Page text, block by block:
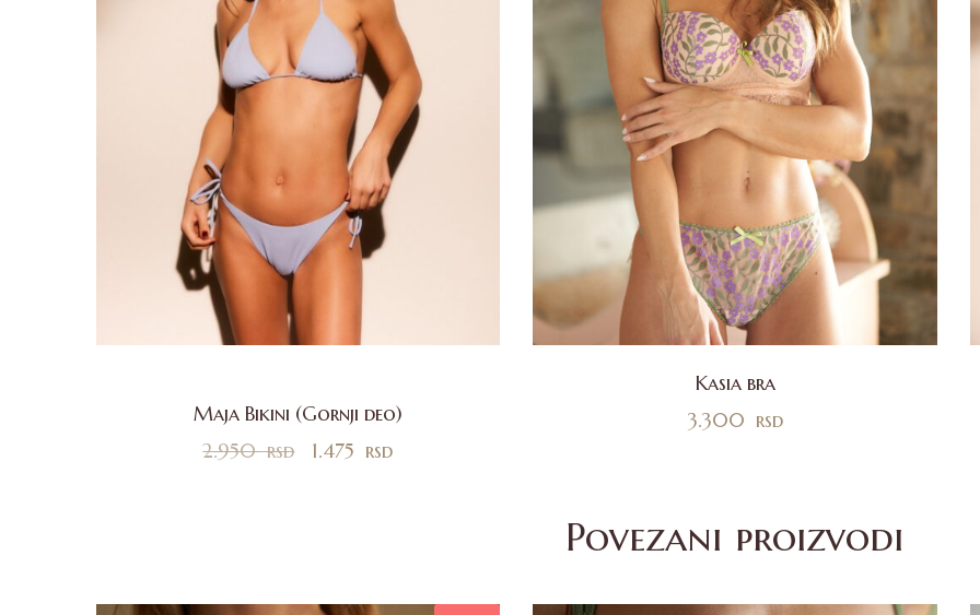
Maja Bikini (Gornji deo)
2.950rsd 1.475 rsd
Kasia bra
3.300 rsd
Povezani proizvodi